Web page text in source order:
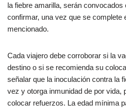
la fiebre amarilla, serán convocados
confirmar, una vez que se complete
mencionado.
Cada viajero debe corroborar si la
destino o si se recomienda su
señalar que la inoculación contra la
vez y otorga inmunidad de por vida,
colocar refuerzos. La edad mínima